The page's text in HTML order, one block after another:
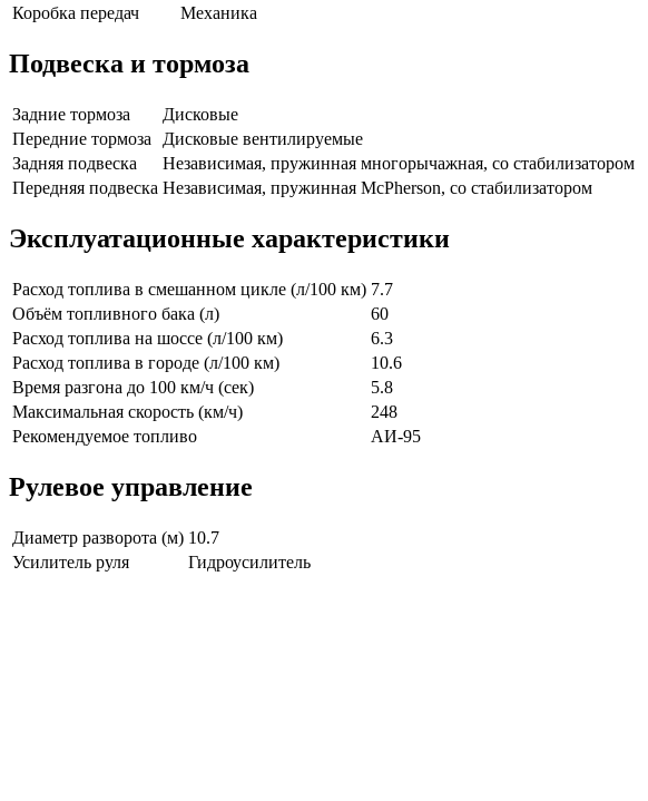
Коробка передач
Механика
Подвеска и тормоза
Задние тормоза
Дисковые
Передние тормоза
Дисковые вентилируемые
Задняя подвеска
Независимая, пружинная многорычажная, со стабилизатором
Передняя подвеска Независимая, пружинная McPherson, со стабилизатором
Эксплуатационные характеристики
Расход топлива в смешанном цикле (л/100 км) 7.7
Объём топливного бака (л)
60
Расход топлива на шоссе (л/100 км)
6.3
Расход топлива в городе (л/100 км)
10.6
Время разгона до 100 км/ч (сек)
5.8
Максимальная скорость (км/ч)
248
Рекомендуемое топливо
АИ-95
Рулевое управление
Диаметр разворота (м) 10.7
Усилитель руля
Гидроусилитель